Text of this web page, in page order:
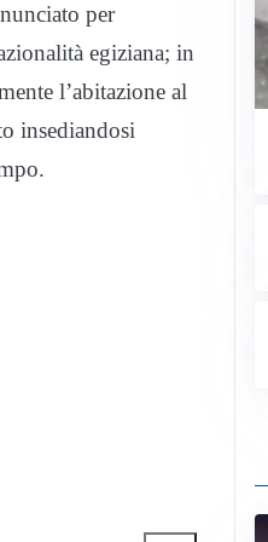
per
egiziana; in
l’abitazione al
insediandosi